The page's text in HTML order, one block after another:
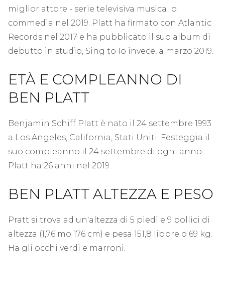
miglior attore - serie televisiva musical o
commedia nel 2019. Platt ha firmato con Atlantic
Records nel 2017 e ha pubblicato il suo album di
debutto in studio, Sing to Io invece, a marzo 2019.
ETÀ E COMPLEANNO DI
BEN PLATT
Benjamin Schiff Platt è nato il 24 settembre 1993
a Los Angeles, California, Stati Uniti. Festeggia il
suo compleanno il 24 settembre di ogni anno.
Platt ha 26 anni nel 2019.
BEN PLATT ALTEZZA E PESO
Pratt si trova ad un'altezza di 5 piedi e 9 pollici di
altezza (1,76 mo 176 cm) e pesa 151,8 libbre o 69 kg.
Ha gli occhi verdi e marroni.